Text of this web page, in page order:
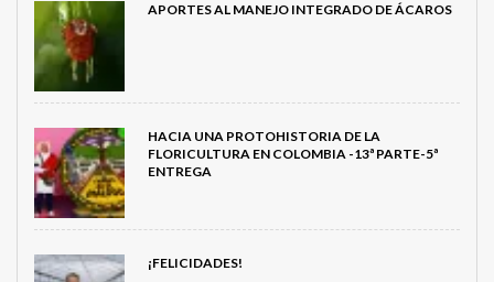
APORTES AL MANEJO INTEGRADO DE ÁCAROS
HACIA UNA PROTOHISTORIA DE LA
FLORICULTURA EN COLOMBIA -13ª PARTE-5ª
ENTREGA
¡FELICIDADES!